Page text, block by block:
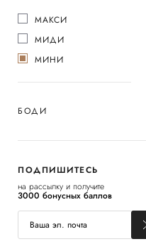
МАКСИ
МИДИ
МИНИ
БОДИ
ПОДПИШИТЕСЬ
на рассылку и получите
3000 бонусных баллов